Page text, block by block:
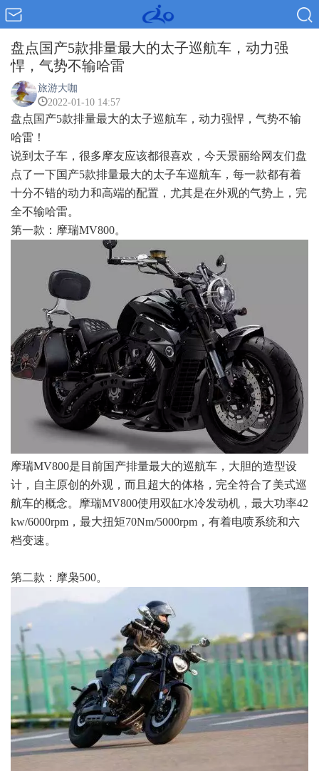
盘点国产5款排量最大的太子巡航车，动力强
悍，气势不输哈雷
旅游大咖
2022-01-10 14:57
盘点国产5款排量最大的太子巡航车，动力强悍，气势不输
哈雷！
说到太子车，很多摩友应该都很喜欢，今天景丽给网友们盘
点了一下国产5款排量最大的太子车巡航车，每一款都有着
十分不错的动力和高端的配置，尤其是在外观的气势上，完
全不输哈雷。
第一款：摩瑞MV800。
摩瑞MV800是目前国产排量最大的巡航车，大胆的造型设
计，自主原创的外观，而且超大的体格，完全符合了美式巡
航车的概念。摩瑞MV800使用双缸水冷发动机，最大功率42
kw/6000rpm，最大扭矩70Nm/5000rpm，有着电喷系统和六
档变速。
第二款：摩枭500。